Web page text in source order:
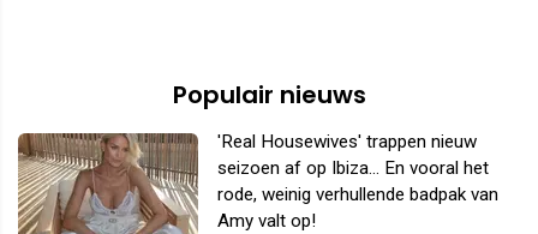
Populair nieuws
'Real Housewives' trappen nieuw
seizoen af op Ibiza... En vooral het
rode, weinig verhullende badpak van
Amy valt op!